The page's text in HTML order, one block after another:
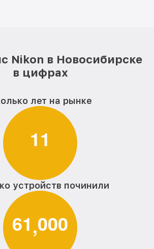
Nikon в Новосибирске
в цифрах
лет на рынке
11
устройств починили
61,000